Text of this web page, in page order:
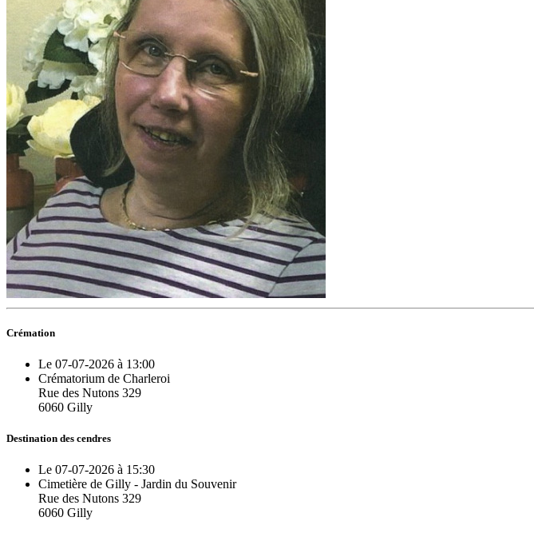
Crémation
Le 07-07-2026 à 13:00
Crématorium de Charleroi
Rue des Nutons 329
6060 Gilly
Destination des cendres
Le 07-07-2026 à 15:30
Cimetière de Gilly - Jardin du Souvenir
Rue des Nutons 329
6060 Gilly